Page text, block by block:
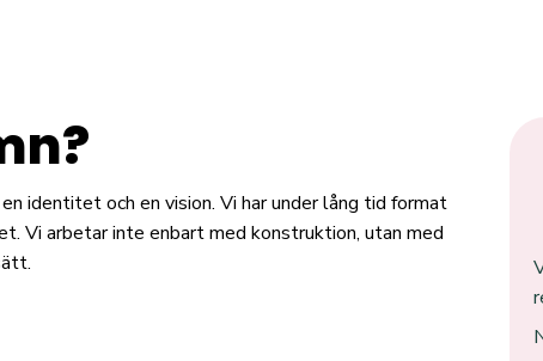
identitet och en vision. Vi har under lång tid format
Vi arbetar inte enbart med konstruktion, utan med